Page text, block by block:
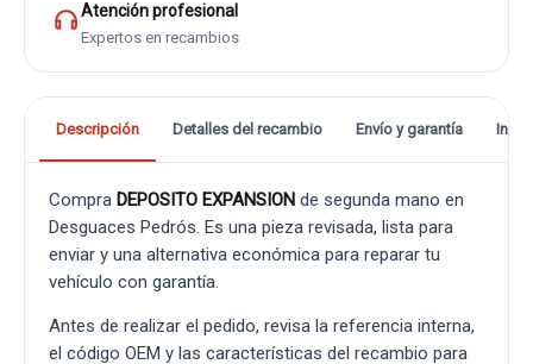
Atención profesional
Expertos en recambios
Descripción Detalles del recambio Envío y garantía
Compra DEPOSITO EXPANSION de segunda mano en
Desguaces Pedrós. Es una pieza revisada, lista para
enviar y una alternativa económica para reparar tu
vehículo con garantía.
Antes de realizar el pedido, revisa la referencia interna,
el código OEM y las características del recambio para